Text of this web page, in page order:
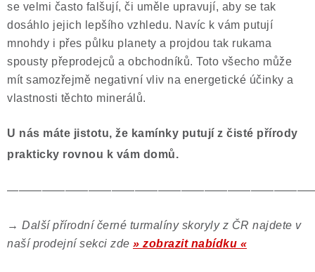
se velmi často falšují, či uměle upravují, aby se tak
dosáhlo jejich lepšího vzhledu. Navíc k vám putují
mnohdy i přes půlku planety a projdou tak rukama
spousty přeprodejců a obchodníků. Toto všecho může
mít samozřejmě negativní vliv na energetické účinky a
vlastnosti těchto minerálů.
U nás máte jistotu, že kamínky putují z čisté přírody
prakticky rovnou k vám domů.
→ Další přírodní černé turmalíny skoryly z ČR najdete v
naší prodejní sekci zde » zobrazit nabídku «